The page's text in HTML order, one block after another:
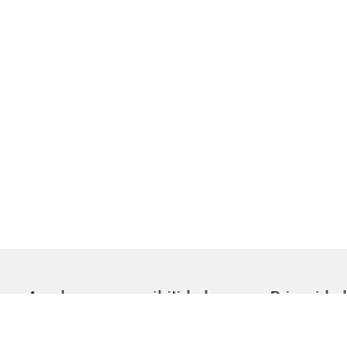
Ayuda para accesibilidad Privacidad